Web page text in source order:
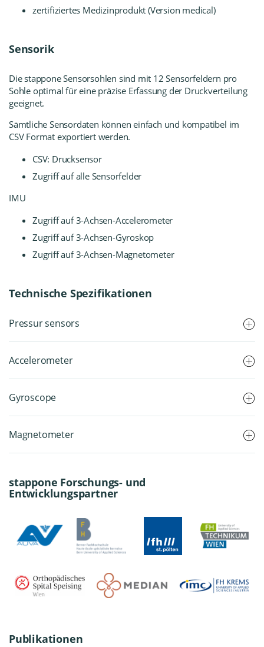
zertifiziertes Medizinprodukt (Version medical)
Sensorik
Die stappone Sensorsohlen sind mit 12 Sensorfeldern pro
Sohle optimal für eine präzise Erfassung der Druckverteilung
geeignet.
Sämtliche Sensordaten können einfach und kompatibel im
CSV Format exportiert werden.
CSV: Drucksensor
Zugriff auf alle Sensorfelder
IMU
Zugriff auf 3-Achsen-Accelerometer
Zugriff auf 3-Achsen-Gyroskop
Zugriff auf 3-Achsen-Magnetometer
Technische Spezifikationen
Pressur sensors
Accelerometer
Gyroscope
Magnetometer
stappone Forschungs- und
Entwicklungspartner
Publikationen